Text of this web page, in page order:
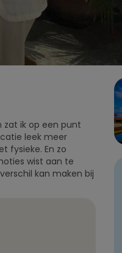
zat ik op een punt
leek meer
fysieke. En zo
wist aan te
kan maken bij
Euphoria
retreat in
Griekenland